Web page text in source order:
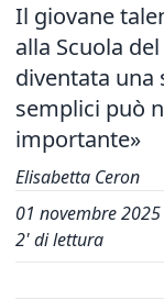
Il giovane
alla Scuola
diventata una
semplici può
importante»
Elisabetta Ceron
01 novembre 2025
2' di lettura